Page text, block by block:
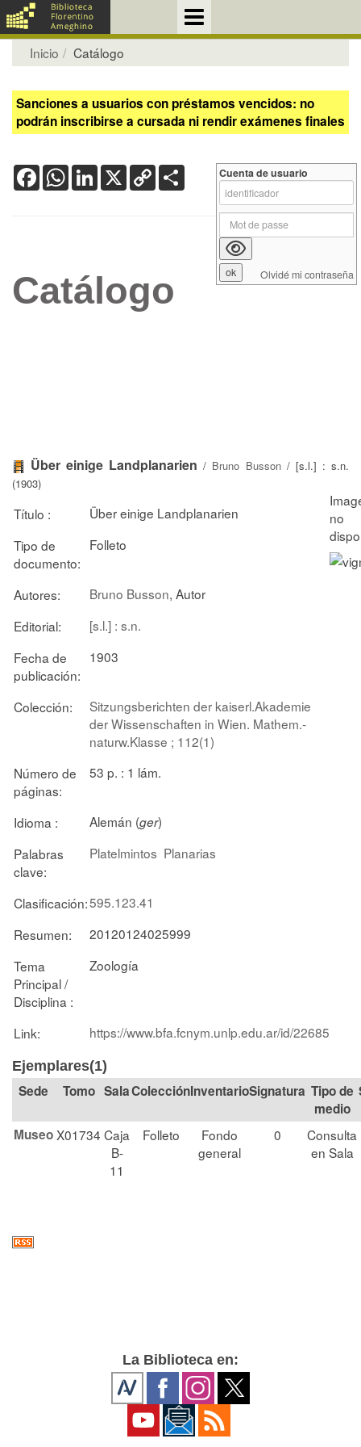
Inicio Catálogo
Sanciones a usuarios con préstamos vencidos: no
podrán inscribirse a cursada ni rendir exámenes finales
FacebookWhatsApp
LinkedIn
X Copy
Link
Catálogo
Über einige Landplanarien / Bruno Busson/ [s.l.] : s.n.
(1903)
Título :
Über einige Landplanarien
Tipo de
documento:
Folleto
Autores: Bruno Busson, Autor
Editorial:
[s.l.] : s.n.
Fecha de
publicación:
1903
Colección:
Sitzungsberichten der kaiserl.Akademie
der Wissenschaften in Wien. Mathem.-
naturw.Klasse ; 112(1)
Número de
páginas:
53 p. : 1 lám.
Idioma : Alemán (ger)
Palabras
clave:
Platelmintos Planarias
Clasificación:595.123.41
Resumen:
20120124025999
Tema
Principal /
Disciplina :
Zoología
Link: https://www.bfa.fcnym.unlp.edu.ar/id/22685
Ejemplares(1)
Tomo SalaColección Signatura Tipo de
medio
MuseoX01734 Caja
B-
11
Folleto
Fondo
general
0
Consulta
en Sala
Cuenta de usuario
Olvidé mi contraseña
La Biblioteca en: